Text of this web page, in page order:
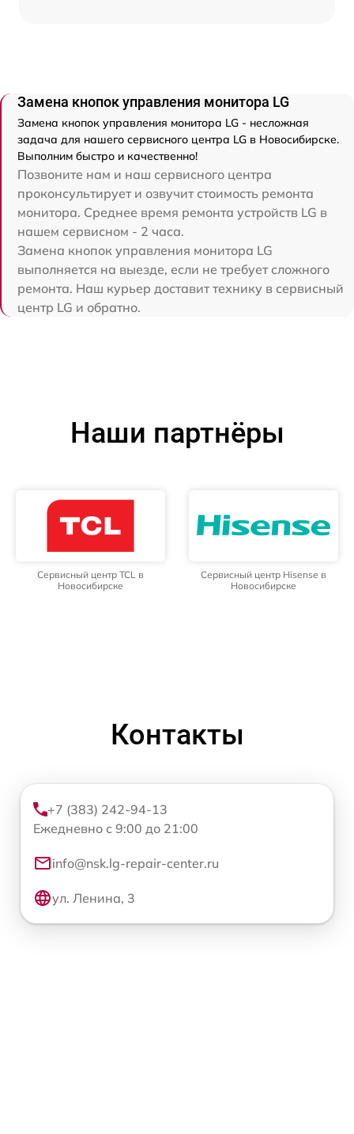
Замена кнопок управления монитора LG
Замена кнопок управления монитора LG - несложная
задача для нашего сервисного центра LG в Новосибирске.
Выполним быстро и качественно!
Позвоните нам и наш сервисного центра
проконсультирует и озвучит стоимость ремонта
монитора. Среднее время ремонта устройств LG в
нашем сервисном - 2 часа.
Замена кнопок управления монитора LG
выполняется на выезде, если не требует сложного
ремонта. Наш курьер доставит технику в сервисный
центр LG и обратно.
Наши партнёры
Сервисный центр TCL в
Новосибирске
Сервисный центр Hisense в
Новосибирске
Контакты
+7 (383) 242-94-13
Ежедневно с 9:00 до 21:00
info@nsk.lg-repair-center.ru
ул. Ленина, 3